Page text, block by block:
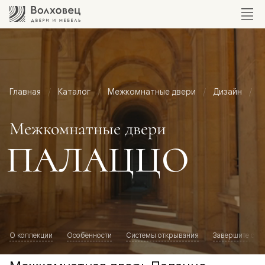
Главная Каталог Межкомнатные двери Дизайн
Межкомнатные двери
ПАЛАЦЦО
О коллекции Особенности Системы открывания Завершите